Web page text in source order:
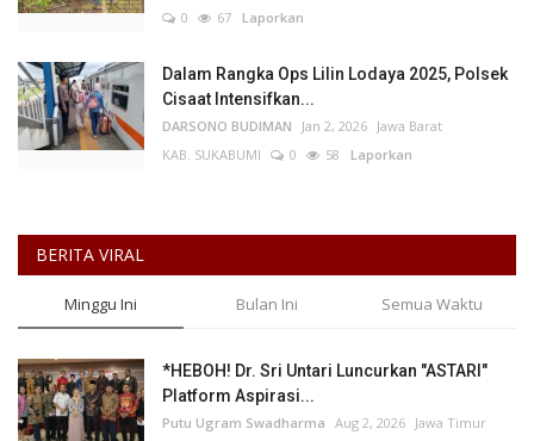
0
67 Laporkan
Dalam Rangka Ops Lilin Lodaya 2025, Polsek
Cisaat Intensifkan...
DARSONO BUDIMAN Jan 2, 2026 Jawa Barat
KAB. SUKABUMI
0 58 Laporkan
BERITA VIRAL
Minggu Ini Bulan Ini Semua Waktu
*HEBOH! Dr. Sri Untari Luncurkan "ASTARI"
Platform Aspirasi...
Putu Ugram Swadharma Aug 2, 2026 Jawa Timur